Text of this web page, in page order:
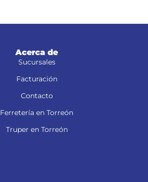
Acerca de
Sucursales
Facturación
Contacto
Ferretería en Torreón
Truper en Torreón